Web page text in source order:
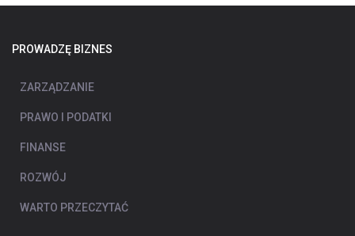
PROWADZĘ BIZNES
ZARZĄDZANIE
PRAWO I PODATKI
FINANSE
ROZWÓJ
WARTO PRZECZYTAĆ